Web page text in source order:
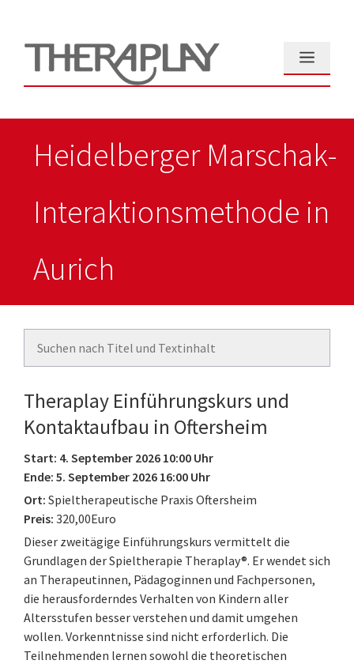
springen
Menü
Heidelberger Marschak-
Interaktionsmethode in
Aurich
Theraplay Einführungskurs und
Kontaktaufbau in Oftersheim
Start: 4. September 2026 10:00 Uhr
Ende: 5. September 2026 16:00 Uhr
Ort: Spieltherapeutische Praxis Oftersheim
Preis: 320,00Euro
Dieser zweitägige Einführungskurs vermittelt die
Grundlagen der Spieltherapie Theraplay®. Er wendet sich
an Therapeutinnen, Pädagoginnen und Fachpersonen,
die herausforderndes Verhalten von Kindern aller
Altersstufen besser verstehen und damit umgehen
wollen. Vorkenntnisse sind nicht erforderlich. Die
Teilnehmenden lernen sowohl die theoretischen